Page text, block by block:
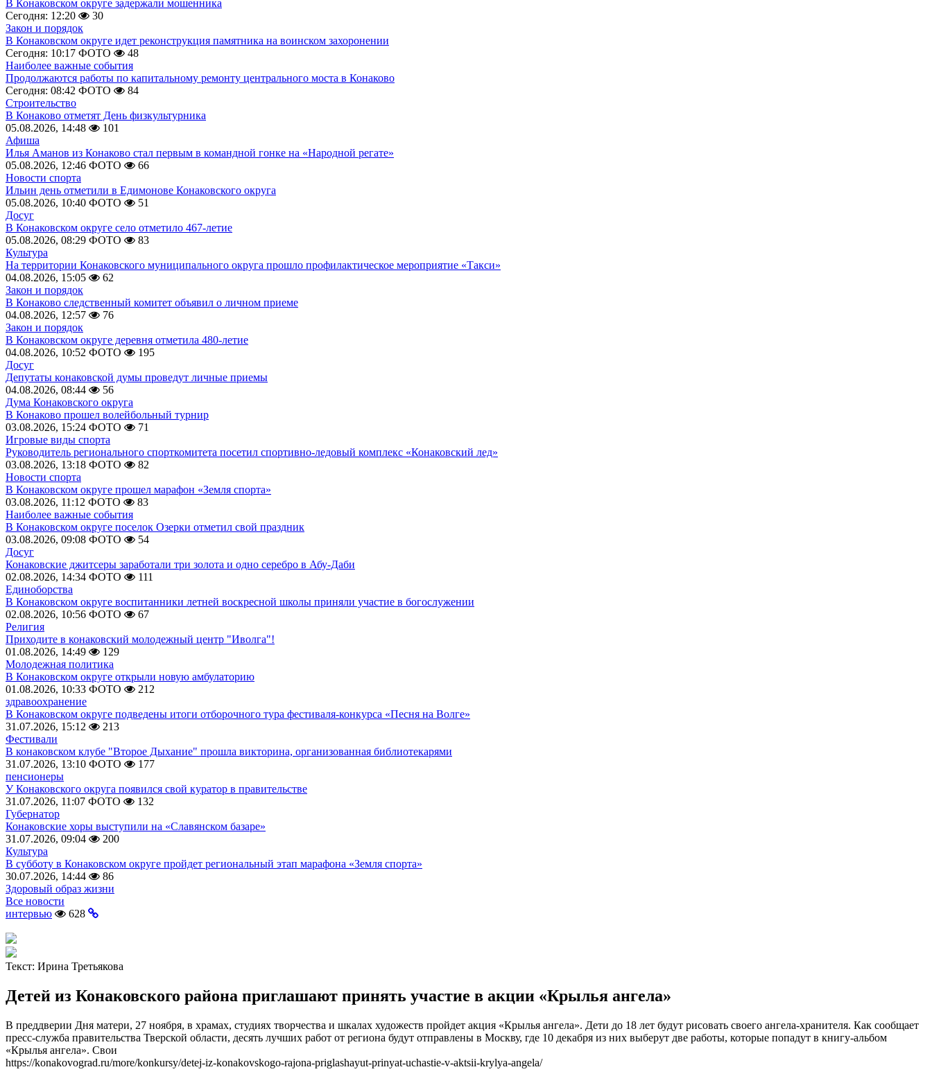
В Конаковском округе задержали мошенника
Сегодня: 12:20
30
Закон и порядок
В Конаковском округе идет реконструкция памятника на воинском захоронении
Сегодня: 10:17 ФОТО
48
Наиболее важные события
Продолжаются работы по капитальному ремонту центрального моста в Конаково
Сегодня: 08:42 ФОТО
84
Строительство
В Конаково отметят День физкультурника
05.08.2026, 14:48
101
Афиша
Илья Аманов из Конаково стал первым в командной гонке на «Народной регате»
05.08.2026, 12:46 ФОТО
66
Новости спорта
Ильин день отметили в Едимонове Конаковского округа
05.08.2026, 10:40 ФОТО
51
Досуг
В Конаковском округе село отметило 467-летие
05.08.2026, 08:29 ФОТО
83
Культура
На территории Конаковского муниципального округа прошло профилактическое мероприятие «Такси»
04.08.2026, 15:05
62
Закон и порядок
В Конаково следственный комитет объявил о личном приеме
04.08.2026, 12:57
76
Закон и порядок
В Конаковском округе деревня отметила 480-летие
04.08.2026, 10:52 ФОТО
195
Досуг
Депутаты конаковской думы проведут личные приемы
04.08.2026, 08:44
56
Дума Конаковского округа
В Конаково прошел волейбольный турнир
03.08.2026, 15:24 ФОТО
71
Игровые виды спорта
Руководитель регионального спорткомитета посетил спортивно-ледовый комплекс «Конаковский лед»
03.08.2026, 13:18 ФОТО
82
Новости спорта
В Конаковском округе прошел марафон «Земля спорта»
03.08.2026, 11:12 ФОТО
83
Наиболее важные события
В Конаковском округе поселок Озерки отметил свой праздник
03.08.2026, 09:08 ФОТО
54
Досуг
Конаковские джитсеры заработали три золота и одно серебро в Абу-Даби
02.08.2026, 14:34 ФОТО
111
Единоборства
В Конаковском округе воспитанники летней воскресной школы приняли участие в богослужении
02.08.2026, 10:56 ФОТО
67
Религия
Приходите в конаковский молодежный центр "Иволга"!
01.08.2026, 14:49
129
Молодежная политика
В Конаковском округе открыли новую амбулаторию
01.08.2026, 10:33 ФОТО
212
здравоохранение
В Конаковском округе подведены итоги отборочного тура фестиваля-конкурса «Песня на Волге»
31.07.2026, 15:12
213
Фестивали
В конаковском клубе "Второе Дыхание" прошла викторина, организованная библиотекарями
31.07.2026, 13:10 ФОТО
177
пенсионеры
У Конаковского округа появился свой куратор в правительстве
31.07.2026, 11:07 ФОТО
132
Губернатор
Конаковские хоры выступили на «Славянском базаре»
31.07.2026, 09:04
200
Культура
В субботу в Конаковском округе пройдет региональный этап марафона «Земля спорта»
30.07.2026, 14:44
86
Здоровый образ жизни
Все новости
интервью
628
Текст: Ирина Третьякова
Детей из Конаковского района приглашают принять участие в акции «Крылья ангела»
В преддверии Дня матери, 27 ноября, в храмах, студиях творчества и шкалах художеств пройдет акция «Крылья ангела». Дети до 18 лет будут рисовать своего ангела-хранителя. Как сообщает
пресс-служба правительства Тверской области, десять лучших работ от региона будут отправлены в Москву, где 10 декабря из них выберут две работы, которые попадут в книгу-альбом
«Крылья ангела». Свои
https://konakovograd.ru/more/konkursy/detej-iz-konakovskogo-rajona-priglashayut-prinyat-uchastie-v-aktsii-krylya-angela/